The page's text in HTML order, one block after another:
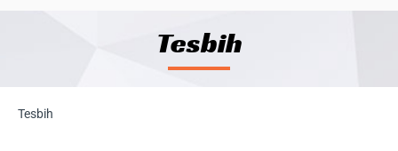
Tesbih
e
Tesbih